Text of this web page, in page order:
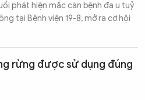
phát hiện mắc căn bệnh đa u tuỷ
tại Bệnh viện 19-8, mở ra cơ hội
rừng được sử dụng đúng